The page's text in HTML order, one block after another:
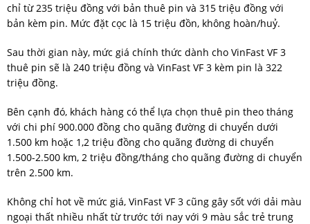
chỉ từ 235 triệu đồng với bản thuê pin và 315 triệu đồng với
bản kèm pin. Mức đặt cọc là 15 triệu đồn, không hoàn/huỷ.
Sau thời gian này, mức giá chính thức dành cho VinFast VF 3
thuê pin sẽ là 240 triệu đồng và VinFast VF 3 kèm pin là 322
triệu đồng.
Bên cạnh đó, khách hàng có thể lựa chọn thuê pin theo tháng
với chi phí 900.000 đồng cho quãng đường di chuyển dưới
1.500 km hoặc 1,2 triệu đồng cho quãng đường di chuyển
1.500-2.500 km, 2 triệu đồng/tháng cho quãng đường di chuyển
trên 2.500 km.
Không chỉ hot về mức giá, VinFast VF 3 cũng gây sốt với dải màu
ngoại thất nhiều nhất từ trước tới nay với 9 màu sắc trẻ trung